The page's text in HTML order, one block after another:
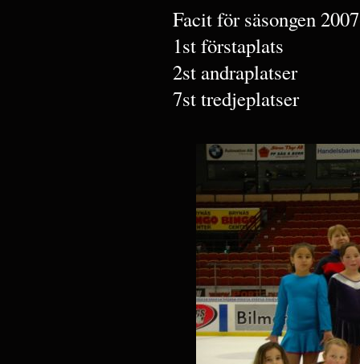
Facit för säsongen
1st förstaplats
2st andraplatser
7st tredjeplatser